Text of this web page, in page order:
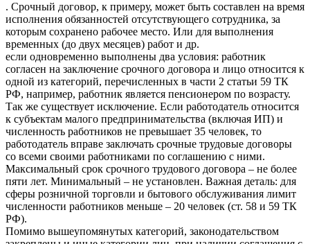
. Срочный договор, к примеру, может быть составлен на время
исполнения обязанностей отсутствующего сотрудника, за
которым сохранено рабочее место. Или для выполнения
временных (до двух месяцев) работ и др.
если одновременно выполнены два условия: работник
согласен на заключение срочного договора и лицо относится к
одной из категорий, перечисленных в части 2 статьи 59 ТК
РФ, например, работник является пенсионером по возрасту.
Так же существует исключение. Если работодатель относится
к субъектам малого предпринимательства (включая ИП) и
численность работников не превышает 35 человек, то
работодатель вправе заключать срочные трудовые договоры
со всеми своими работниками по соглашению с ними.
Максимальный срок срочного трудового договора – не более
пяти лет. Минимальный – не установлен. Важная деталь: для
сферы розничной торговли и бытового обслуживания лимит
численности работников меньше – 20 человек (ст. 58 и 59 ТК
РФ).
Помимо вышеупомянутых категорий, законодательством